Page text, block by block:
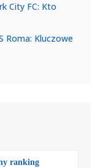
City FC: Kto
Roma: Kluczowe
ranking